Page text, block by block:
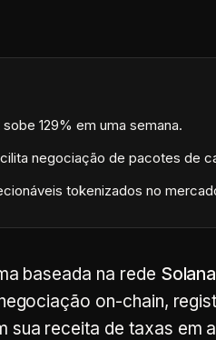
129% em uma semana.
negociação de pacotes de
tokenizados no
baseada na rede Solana
on-chain,
sua receita de taxas em